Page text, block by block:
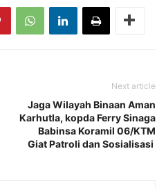
Next article
Jaga Wilayah Binaan Aman
Karhutla, kopda Ferry Sinaga
Babinsa Koramil 06/KTM
Giat Patroli dan Sosialisasi